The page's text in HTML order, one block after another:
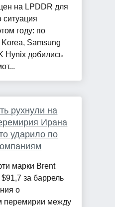
на LPDDR для
ситуация
году: по
Samsung
Hynix добились
рухнули на
Ирана
ударило по
марки Brent
за баррель
о
перемирии между